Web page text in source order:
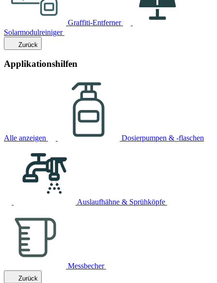
Graffiti-Entferner
Solarmodulreiniger
Zurück
Applikationshilfen
Alle anzeigen Dosierpumpen & -flaschen
Auslaufhähne & Sprühköpfe
Messbecher
Zurück